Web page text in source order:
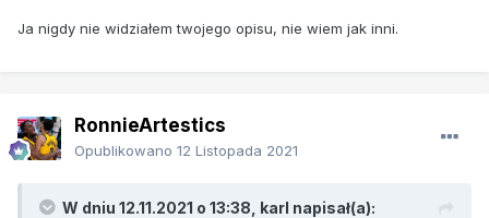
Ja nigdy nie widziałem twojego opisu, nie wiem jak inni.
RonnieArtestics
Opublikowano 12 Listopada 2021
W dniu 12.11.2021 o 13:38, karl napisał(a):